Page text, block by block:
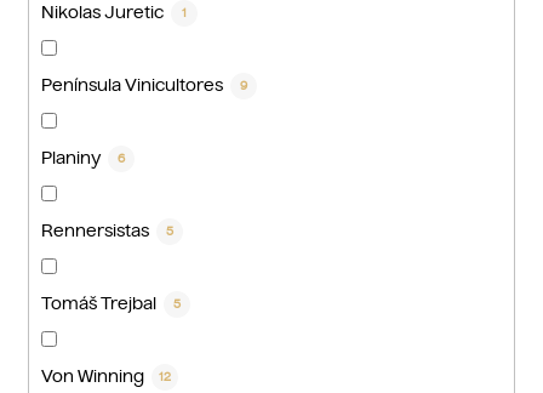
Nikolas Juretic 1
Península Vinicultores 9
Planiny 6
Rennersistas 5
Tomáš Trejbal 5
Von Winning 12